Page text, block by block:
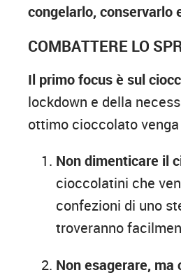
congelarlo,
COMBATTERE LO
Il primo focus è sul
lockdown e della
ottimo cioccolato
Non dimenticare il
cioccolatini che
confezioni di uno
troveranno
Non esagerare,